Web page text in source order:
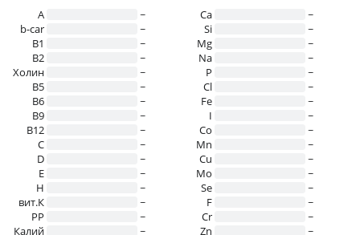
A
~
b-car
~
В1
~
B2
~
Холин
~
B5
~
B6
~
B9
~
B12
~
C
~
D
~
E
~
H
~
вит.К
~
PP
~
Калий
~
Ca
~
Si
~
Mg
~
Na
~
P
~
Cl
~
Fe
~
I
~
Co
~
Mn
~
Cu
~
Mo
~
Se
~
F
~
Cr
~
Zn
~